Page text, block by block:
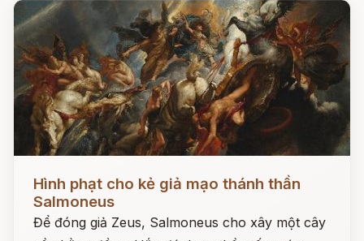
Hình phạt cho kẻ giả mạo thánh thần
Salmoneus
Để đóng giả Zeus, Salmoneus cho xây một cây